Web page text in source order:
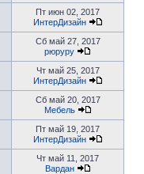
Пт июн 02, 2017
ИнтерДизайн
Сб май 27, 2017
рюруру
Чт май 25, 2017
ИнтерДизайн
Сб май 20, 2017
Мебель
Пт май 19, 2017
ИнтерДизайн
Чт май 11, 2017
Вардан